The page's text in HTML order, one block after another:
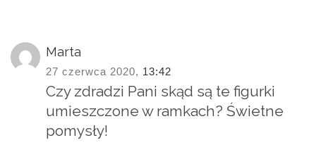
Marta
27 czerwca 2020, 13:42
Czy zdradzi Pani skąd są te figurki
umieszczone w ramkach? Świetne
pomysły!